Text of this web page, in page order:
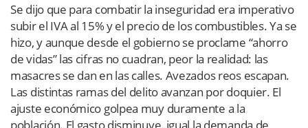
Se dijo que para combatir la inseguridad era imperativo
subir el IVA al 15% y el precio de los combustibles. Ya se
hizo, y aunque desde el gobierno se proclame “ahorro
de vidas” las cifras no cuadran, peor la realidad: las
masacres se dan en las calles. Avezados reos escapan.
Las distintas ramas del delito avanzan por doquier. El
ajuste económico golpea muy duramente a la
población. El gasto disminuye, igual la demanda de